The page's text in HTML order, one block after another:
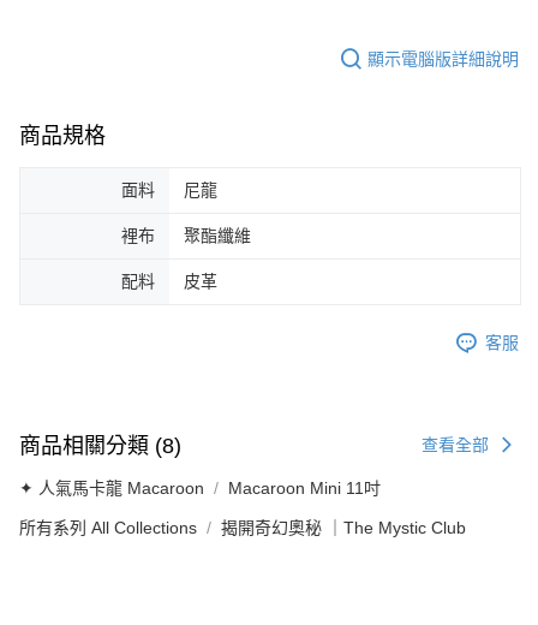
顯示電腦版詳細說明
商品規格
面料 尼龍
裡布 聚酯纖維
配料 皮革
客服
商品相關分類 (8) 查看全部
✦ 人氣馬卡龍 Macaroon Macaroon Mini 11吋
所有系列 All Collections 揭開奇幻奧秘 ｜The Mystic Club